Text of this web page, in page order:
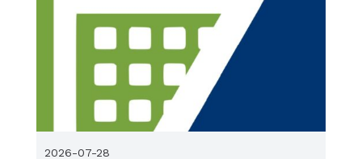
2026-07-28